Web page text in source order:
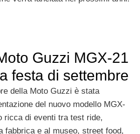
Guzzi MGX-21
festa di settembre
della Moto Guzzi è stata
del nuovo modello MGX-
ricca di eventi tra test ride,
fabbrica e al museo, street food,